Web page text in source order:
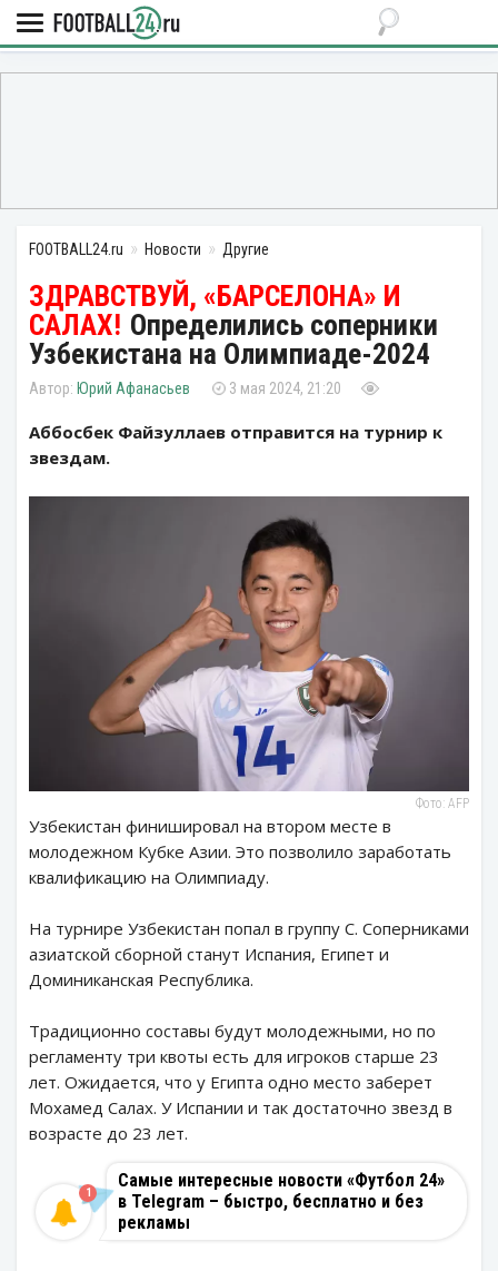
FOOTBALL24.ru Новости Другие
Определились соперники
Узбекистана на Олимпиаде-2024
Юрий Афанасьев 3 мая 2024, 21:20
Аббосбек Файзуллаев отправится на турнир к
звездам.
Фото: AFP
Узбекистан финишировал на втором месте в
молодежном Кубке Азии. Это позволило заработать
квалификацию на Олимпиаду.
На турнире Узбекистан попал в группу C. Соперниками
азиатской сборной станут Испания, Египет и
Доминиканская Республика.
Традиционно составы будут молодежными, но по
регламенту три квоты есть для игроков старше 23
лет. Ожидается, что у Египта одно место заберет
Мохамед Салах. У Испании и так достаточно звезд в
возрасте до 23 лет.
Самые интересные новости «Футбол 24»
в Telegram – быстро, бесплатно и без
рекламы
1